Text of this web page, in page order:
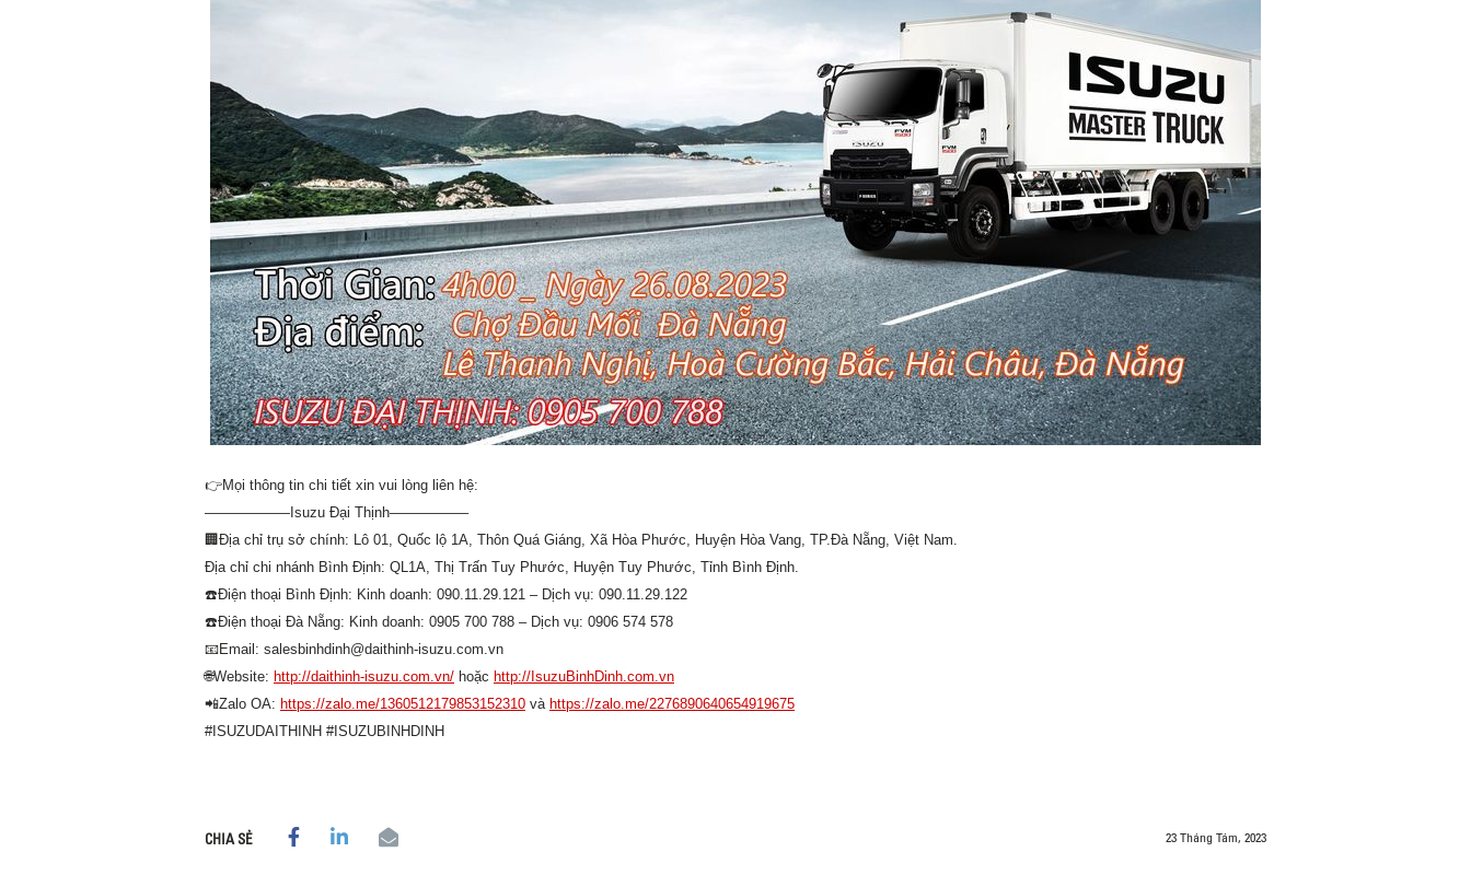
👉Mọi thông tin chi tiết xin vui lòng liên hệ:
——————Isuzu Đại Thịnh—————–
🏢 Địa chỉ trụ sở chính: Lô 01, Quốc lộ 1A, Thôn Quá Giáng, Xã Hòa Phước, Huyện Hòa Vang, TP.Đà Nẵng, Việt Nam.
Địa chỉ chi nhánh Bình Định: QL1A, Thị Trấn Tuy Phước, Huyện Tuy Phước, Tỉnh Bình Định.
☎️Điện thoại Bình Định: Kinh doanh: 090.11.29.121 – Dịch vụ: 090.11.29.122
☎️Điện thoại Đà Nẵng: Kinh doanh: 0905 700 788 – Dịch vụ: 0906 574 578
📧Email: salesbinhdinh@daithinh-isuzu.com.vn
🌐Website: http://daithinh-isuzu.com.vn/ hoặc http://IsuzuBinhDinh.com.vn
📲Zalo OA: https://zalo.me/1360512179853152310 và https://zalo.me/2276890640654919675
#ISUZUDAITHINH #ISUZUBINHDINH
CHIA SẺ 23 Tháng Tám, 2023